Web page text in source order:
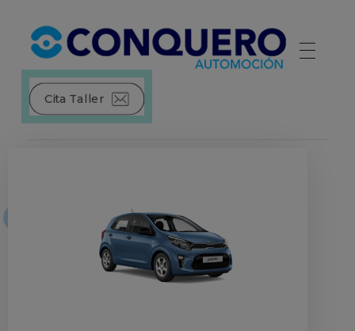
Conquero Automoción | Red de concesionarios de automóviles
La red de concesionarios de las principales marcas de automóviles.
Cita Taller